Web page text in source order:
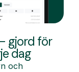
gjord för
dag
och